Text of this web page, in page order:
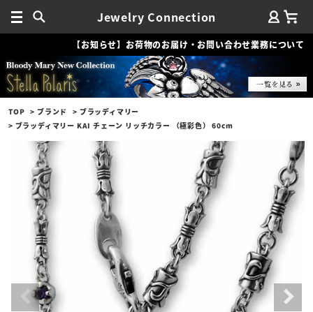
Jewelry Connection
【お知らせ】お荷物のお届け・お問い合わせ業務について
TOP ブランド
ブラッディマリー
ブラッディマリー KAI チェーン リッチカラー （極彩色） 60cm